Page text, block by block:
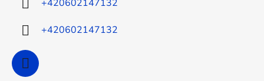
+420602147132
+420602147132